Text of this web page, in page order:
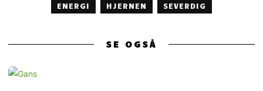
ENERGI
HJERNEN SEVERDIG
SE OGSÅ